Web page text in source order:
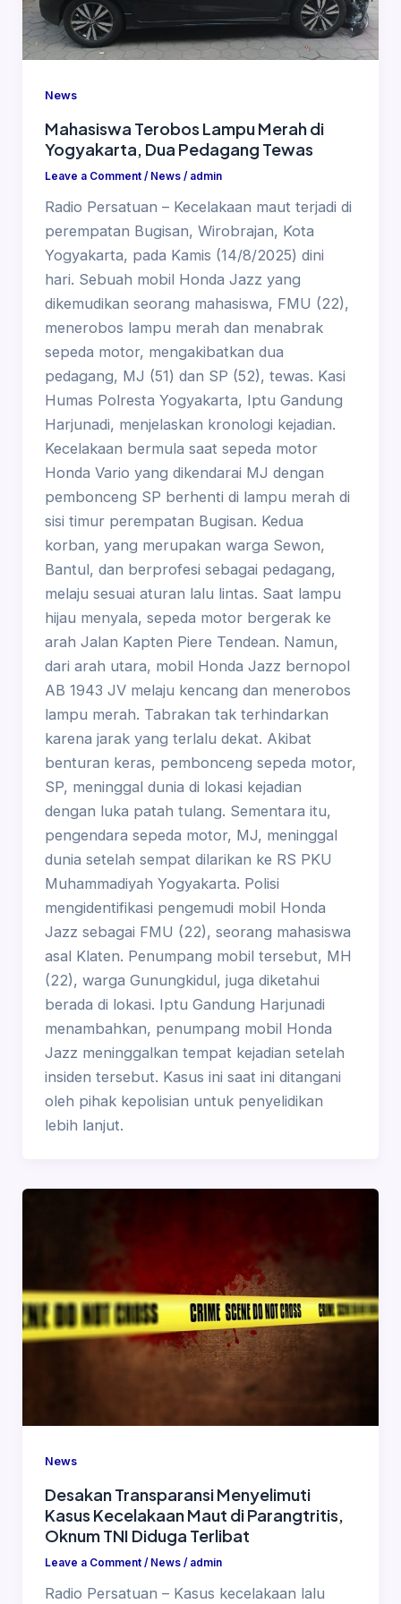
News
Mahasiswa Terobos Lampu Merah di
Yogyakarta, Dua Pedagang Tewas
Leave a Comment / News/ admin
Radio Persatuan – Kecelakaan maut terjadi di
perempatan Bugisan, Wirobrajan, Kota
Yogyakarta, pada Kamis (14/8/2025) dini
hari. Sebuah mobil Honda Jazz yang
dikemudikan seorang mahasiswa, FMU (22),
menerobos lampu merah dan menabrak
sepeda motor, mengakibatkan dua
pedagang, MJ (51) dan SP (52), tewas. Kasi
Humas Polresta Yogyakarta, Iptu Gandung
Harjunadi, menjelaskan kronologi kejadian.
Kecelakaan bermula saat sepeda motor
Honda Vario yang dikendarai MJ dengan
pembonceng SP berhenti di lampu merah di
sisi timur perempatan Bugisan. Kedua
korban, yang merupakan warga Sewon,
Bantul, dan berprofesi sebagai pedagang,
melaju sesuai aturan lalu lintas. Saat lampu
hijau menyala, sepeda motor bergerak ke
arah Jalan Kapten Piere Tendean. Namun,
dari arah utara, mobil Honda Jazz bernopol
AB 1943 JV melaju kencang dan menerobos
lampu merah. Tabrakan tak terhindarkan
karena jarak yang terlalu dekat. Akibat
benturan keras, pembonceng sepeda motor,
SP, meninggal dunia di lokasi kejadian
dengan luka patah tulang. Sementara itu,
pengendara sepeda motor, MJ, meninggal
dunia setelah sempat dilarikan ke RS PKU
Muhammadiyah Yogyakarta. Polisi
mengidentifikasi pengemudi mobil Honda
Jazz sebagai FMU (22), seorang mahasiswa
asal Klaten. Penumpang mobil tersebut, MH
(22), warga Gunungkidul, juga diketahui
berada di lokasi. Iptu Gandung Harjunadi
menambahkan, penumpang mobil Honda
Jazz meninggalkan tempat kejadian setelah
insiden tersebut. Kasus ini saat ini ditangani
oleh pihak kepolisian untuk penyelidikan
lebih lanjut.
News
Desakan Transparansi Menyelimuti
Kasus Kecelakaan Maut di Parangtritis,
Oknum TNI Diduga Terlibat
Leave a Comment / News/ admin
Radio Persatuan – Kasus kecelakaan lalu